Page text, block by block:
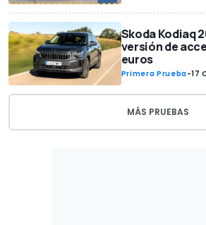
Skoda Kodiaq
versión de
euros
Primera Prueba-17
MÁS PRUEBAS